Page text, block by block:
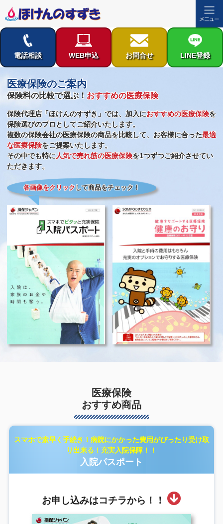
コ
ン
ッ
プ
電話相談 WEB申込 お問合せ LINE登録
医療保険のご案内
保険料の比較で選ぶ！ おすすめの医療保険
保険代理店「ほけんのすずき」では、加入におすすめの医療保険を
保険選びのプロとしてご紹介いたします。
複数の保険会社の医療保険の商品を比較して、お客様に合った最適
な医療保険をご提案いたします。
その中でも特に人気で売れ筋の医療保険を1つずつご紹介させてい
ただきます。
各画像をクリックして商品をチェック！
医療保険
おすすめ商品
スマホで素早く手続き！病院にかかった費用がぴったり受け取
り出来る！充実入院保障！！
入院パスポート
お申し込みはコチラから！！